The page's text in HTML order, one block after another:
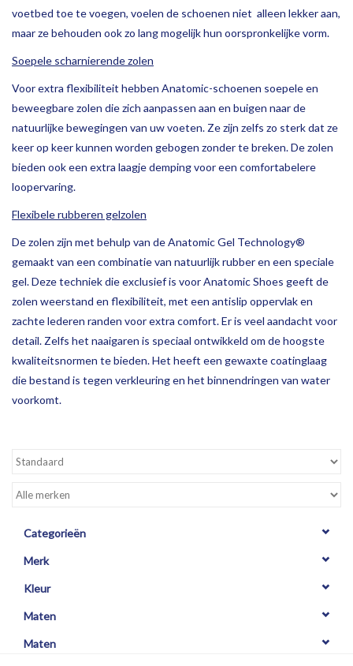
voetbed toe te voegen, voelen de schoenen niet alleen lekker aan,
maar ze behouden ook zo lang mogelijk hun oorspronkelijke vorm.
Soepele scharnierende zolen
Voor extra flexibiliteit hebben Anatomic-schoenen soepele en
beweegbare zolen die zich aanpassen aan en buigen naar de
natuurlijke bewegingen van uw voeten. Ze zijn zelfs zo sterk dat ze
keer op keer kunnen worden gebogen zonder te breken. De zolen
bieden ook een extra laagje demping voor een comfortabelere
loopervaring.
Flexibele rubberen gelzolen
De zolen zijn met behulp van de Anatomic Gel Technology®
gemaakt van een combinatie van natuurlijk rubber en een speciale
gel. Deze techniek die exclusief is voor Anatomic Shoes geeft de
zolen weerstand en flexibiliteit, met een antislip oppervlak en
zachte lederen randen voor extra comfort. Er is veel aandacht voor
detail. Zelfs het naaigaren is speciaal ontwikkeld om de hoogste
kwaliteitsnormen te bieden. Het heeft een gewaxte coatinglaag
die bestand is tegen verkleuring en het binnendringen van water
voorkomt.
Categorieën
Merk
Kleur
Maten
Maten